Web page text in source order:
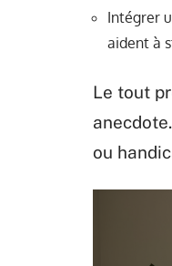
Intégrer
aident à
Le tout
ou